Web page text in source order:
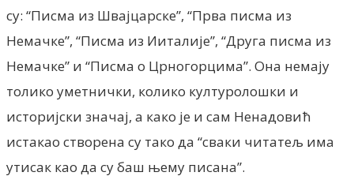
су: “Писма из Швајцарске”, “Прва писма из
Немачке”, “Писма из Ииталије”, “Друга писма из
Немачке” и “Писма о Црногорцима”. Она немају
толико уметнички, колико културолошки и
историјски значај, а како је и сам Ненадовић
истакао створена су тако да “сваки читатељ има
утисак као да су баш њему писана”.